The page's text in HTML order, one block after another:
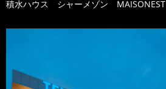
積水ハウス シャーメゾン MAISONEST